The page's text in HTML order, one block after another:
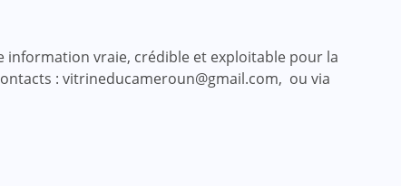
information vraie, crédible et exploitable pour la
: vitrineducameroun@gmail.com, ou via